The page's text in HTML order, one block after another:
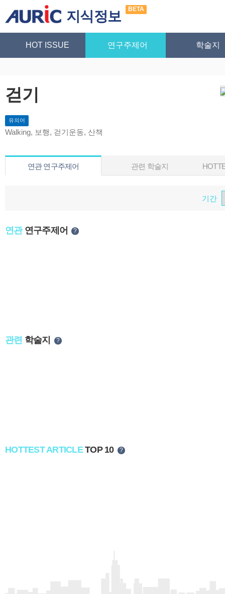
지식정보 BETA
HOT ISSUE 연구주제어 학술지
걷기
유의어
Walking, 보행, 걷기운동, 산책
연관 연구주제어 관련 학술지
기간
연관연구주제어 ?
관련 학술지 ?
HOTTEST ARTICLETOP 10 ?